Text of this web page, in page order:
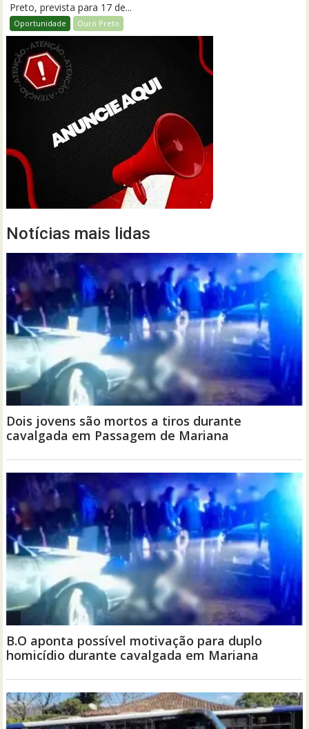
Preto, prevista para 17 de...
Oportunidade Ouro Preto
Notícias mais lidas